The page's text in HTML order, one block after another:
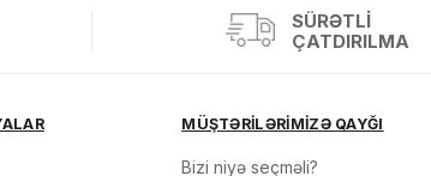
SÜRƏTLI
ÇATDIRILMA
MÜŞTƏRİLƏRİMİZƏ QAYĞI
Bizi niyə seçməli?